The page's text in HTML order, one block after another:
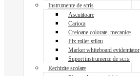
Instrumente de scris
Ascutitoare
Carioca
Creioane colorate, mecanice
Pix roller stilou
Marker whiteboard evidentiator
Suport instrumente de scris
Rechizite scolare